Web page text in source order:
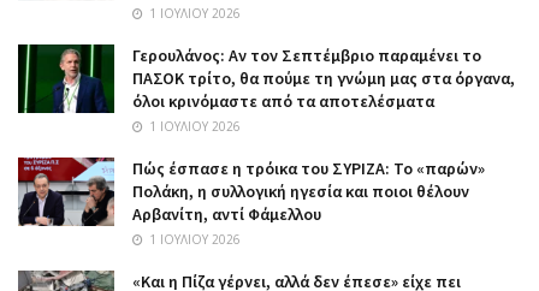
1 ΙΟΥΛΊΟΥ 2026
Γερουλάνος: Αν τον Σεπτέμβριο παραμένει το
ΠΑΣΟΚ τρίτο, θα πούμε τη γνώμη μας στα όργανα,
όλοι κρινόμαστε από τα αποτελέσματα
1 ΙΟΥΛΊΟΥ 2026
Πώς έσπασε η τρόικα του ΣΥΡΙΖΑ: Το «παρών»
Πολάκη, η συλλογική ηγεσία και ποιοι θέλουν
Αρβανίτη, αντί Φάμελλου
1 ΙΟΥΛΊΟΥ 2026
«Και η Πίζα γέρνει, αλλά δεν έπεσε» είχε πει